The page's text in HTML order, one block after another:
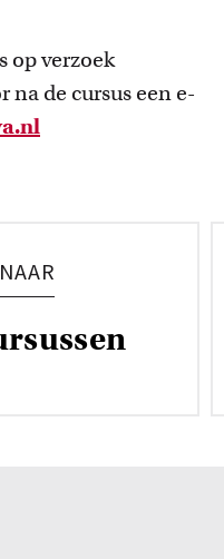
op verzoek
na de cursus een e-